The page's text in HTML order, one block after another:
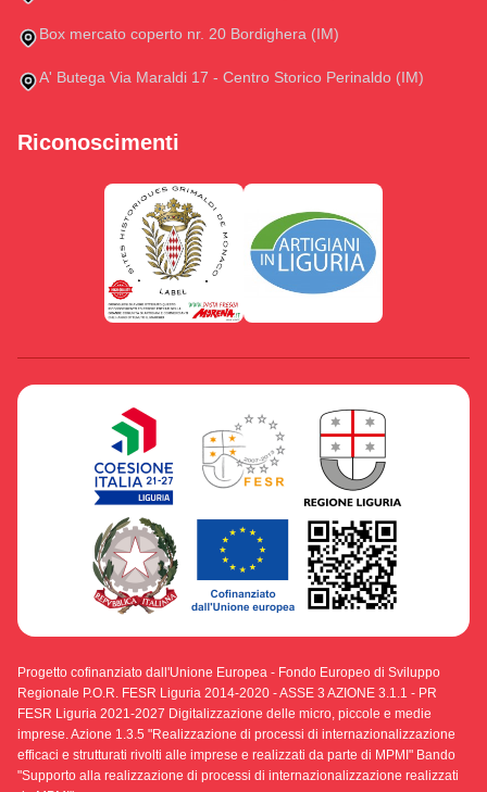
Box mercato coperto nr. 20 Bordighera (IM)
A' Butega Via Maraldi 17 - Centro Storico Perinaldo (IM)
Riconoscimenti
Progetto cofinanziato dall'Unione Europea - Fondo Europeo di Sviluppo
Regionale P.O.R. FESR Liguria 2014-2020 - ASSE 3 AZIONE 3.1.1 - PR
FESR Liguria 2021-2027 Digitalizzazione delle micro, piccole e medie
imprese. Azione 1.3.5 "Realizzazione di processi di internazionalizzazione
efficaci e strutturati rivolti alle imprese e realizzati da parte di MPMI" Bando
"Supporto alla realizzazione di processi di internazionalizzazione realizzati